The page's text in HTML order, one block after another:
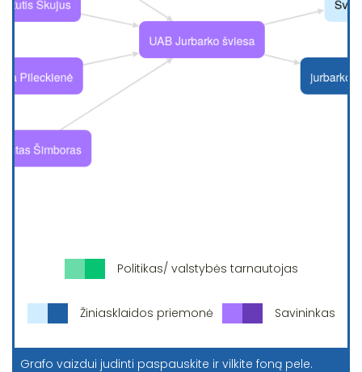
Politikas/ valstybės tarnautojas
Žiniasklaidos priemonė Savininkas
Grafo vaizdui judinti paspauskite ir vilkite foną pele.